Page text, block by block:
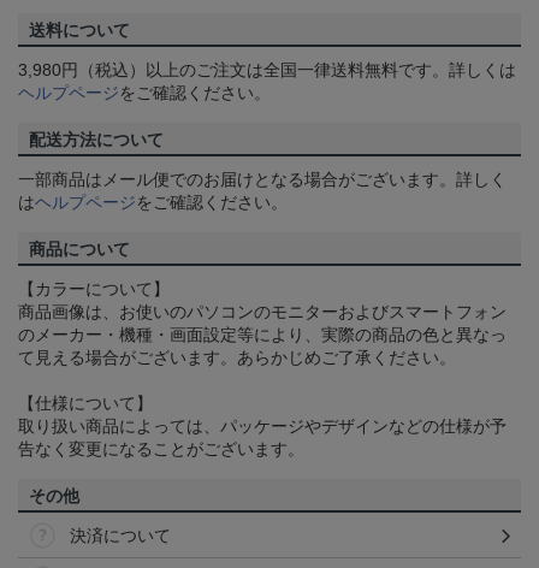
送料について
3,980円（税込）以上のご注文は全国一律送料無料です。詳しくは
ヘルプページをご確認ください。
配送方法について
一部商品はメール便でのお届けとなる場合がございます。詳しく
はヘルプページをご確認ください。
商品について
【カラーについて】
商品画像は、お使いのパソコンのモニターおよびスマートフォン
のメーカー・機種・画面設定等により、実際の商品の色と異なっ
て見える場合がございます。あらかじめご了承ください。
【仕様について】
取り扱い商品によっては、パッケージやデザインなどの仕様が予
告なく変更になることがございます。
その他
決済について